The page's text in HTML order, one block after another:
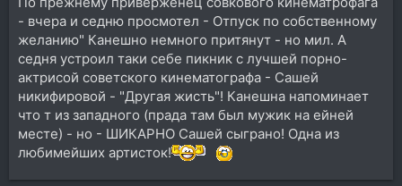
- вчера и седню просмотел - Отпуск по собственному
желанию" Канешно немного притянут - но мил. А
седня устроил таки себе пикник с лучшей порно-
актрисой советского кинематографа - Сашей
никифировой - "Другая жисть"! Канешна напоминает
что т из западного (прада там был мужик на ейней
месте) - но - ШИКАРНО Сашей сыграно! Одна из
любимейших артисток!